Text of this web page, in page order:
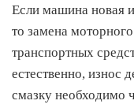
Если машина новая
то замена
транспортных
естественно, износ
смазку необходимо